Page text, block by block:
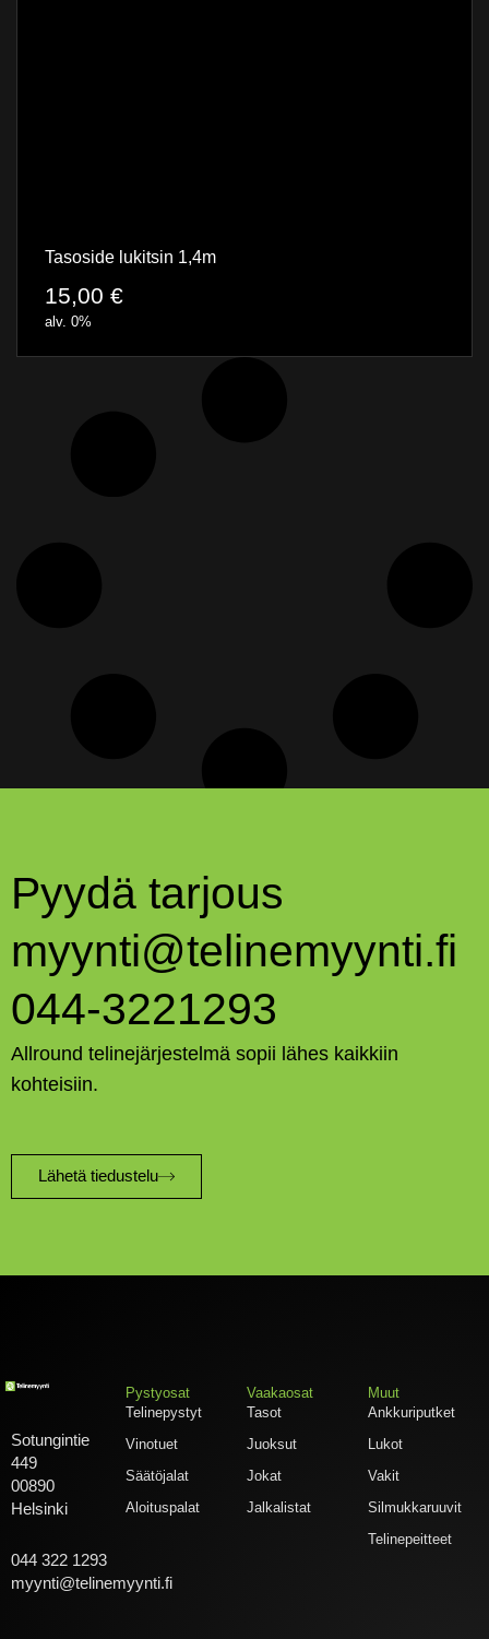
Tasoside lukitsin 1,4m
15,00 €
alv. 0%
Pyydä tarjous
myynti@telinemyynti.fi
044-3221293
Allround telinejärjestelmä sopii lähes kaikkiin
kohteisiin.
Lähetä tiedustelu
Sotungintie
449
00890
Helsinki
044 322 1293
myynti@telinemyynti.fi
Pystyosat
Telinepystyt
Vinotuet
Säätöjalat
Aloituspalat
Vaakaosat
Tasot
Juoksut
Jokat
Jalkalistat
Muut
Ankkuriputket
Lukot
Vakit
Silmukkaruuvit
Telinepeitteet